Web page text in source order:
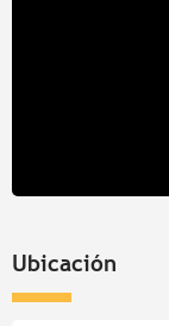
Ubicación